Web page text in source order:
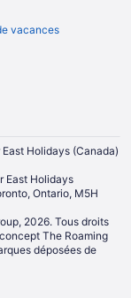
vacances
Holidays (Canada)
East Holidays
Ontario, M5H
2026. Tous droits
The Roaming
déposées de